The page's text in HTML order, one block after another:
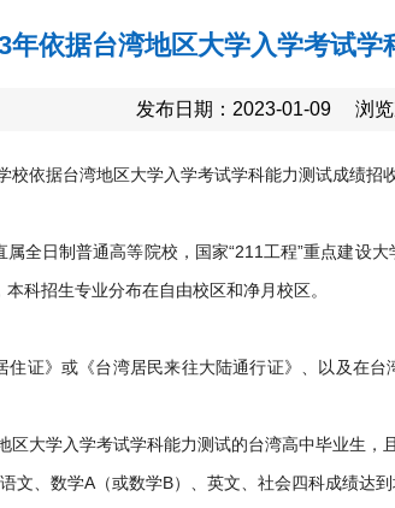
年依据台湾地区大学入学考试
发布日期：2023-01-09 浏览
校依据台湾地区大学入学考试学科能力测试成绩招
全日制普通高等院校，国家“211工程”重点建设
科招生专业分布在自由校区和净月校区。
住证》或《台湾居民来往大陆通行证》、以及在
区大学入学考试学科能力测试的台湾高中毕业生
文、数学A（或数学B）、英文、社会四科成绩达